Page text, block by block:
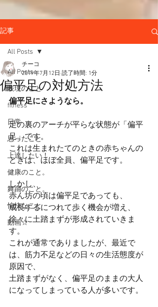
記事
All Posts
表現のこと
fitness
日常
思ったこと
上達したい！
健康のこと。
舞踊のこと。
愉快なこと
動画☆
All Posts
偏平足の対処方法
チーコ
2019年7月12日 読了時間: 1分
偏平足にさようなら。
足の裏のアーチが平らな状態が「偏平
足」です。
これは生まれたてのときの赤ちゃんの
ときは、ほぼ全員、偏平足です。
しかし、
赤ん坊の頃は偏平足であっても、
成長するにつれて歩く機会が増え、
徐々に土踏まずが形成されていきま
す。
これが通常でありましたが、最近で
は、筋力不足などの日々の生活態度が
原因で、
土踏まずがなく、偏平足のままの大人
になってしまっている人が多いです。